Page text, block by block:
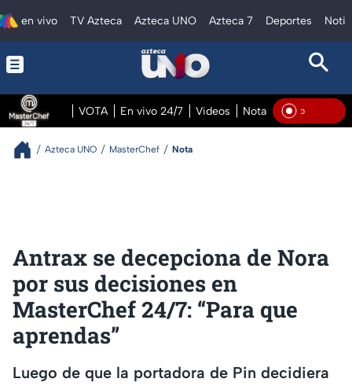
en vivo TV Azteca Azteca UNO Azteca 7 Deportes
VOTA En vivo 24/7 Videos Notas En vivo En
Azteca UNO MasterChef Nota
Antrax se decepciona de Nora
por sus decisiones en
MasterChef 24/7: “Para que
aprendas”
Luego de que la portadora de Pin decidiera